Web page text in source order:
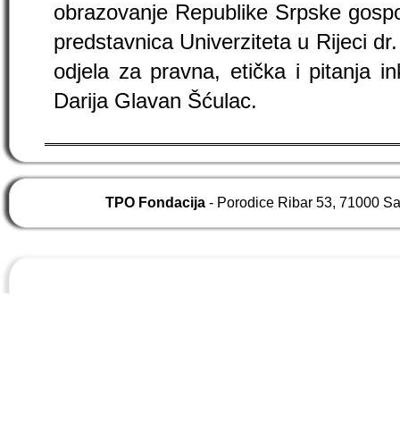
obrazovanje Republike Srpske
predstavnica Univerziteta u Rijeci
odjela za pravna, etička i pitanja
Darija Glavan Šćulac.
TPO Fondacija - Porodice Ribar 53, 71000